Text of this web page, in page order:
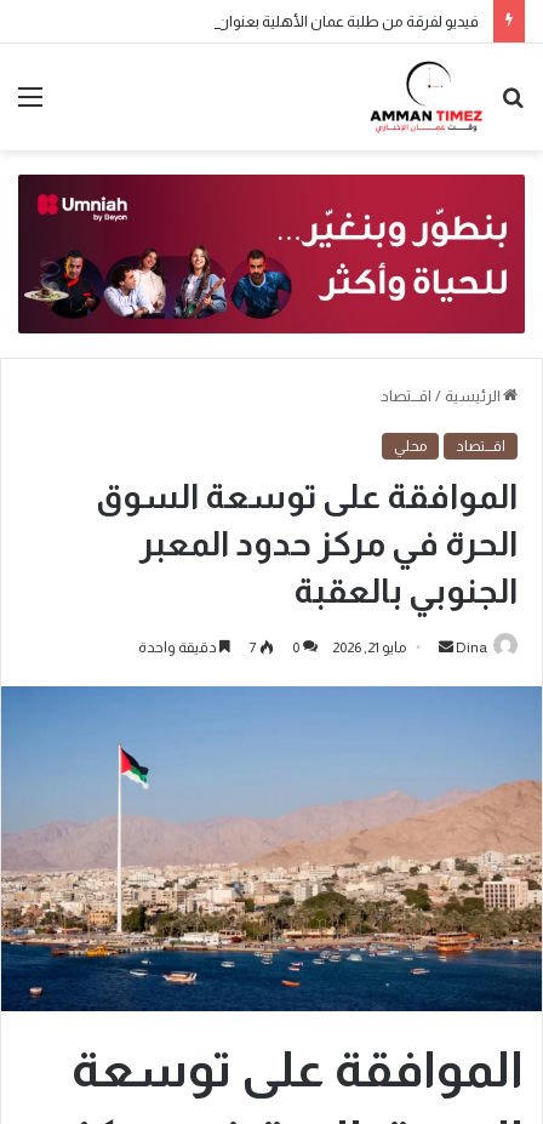
الرئيسية / اقـــتصاد
اقـــتصاد محلي
الموافقة على توسعة السوق
الحرة في مركز حدود المعبر
الجنوبي بالعقبة
Dina مايو 21, 2026 0
7 دقيقة واحدة
الموافقة على توسعة